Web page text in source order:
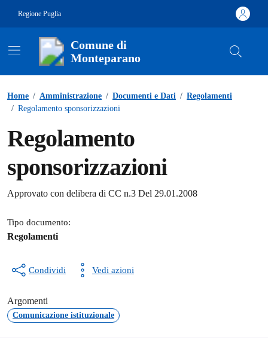
Regione Puglia
Comune di
Monteparano
Home / Amministrazione / Documenti e Dati / Regolamenti
/ Regolamento sponsorizzazioni
Regolamento
sponsorizzazioni
Dettagli del documento
Approvato con delibera di CC n.3 Del 29.01.2008
Tipo documento:
Regolamenti
Condividi Vedi azioni
Argomenti
Comunicazione istituzionale